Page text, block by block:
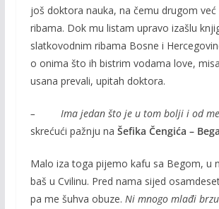
još doktora nauka, na čemu drugom
ribama. Dok mu listam upravo izašlu
slatkovodnim ribama Bosne i
o onima što ih bistrim vodama love,
usana prevali, upitah doktora.
– Ima jedan što je u tom bolji i od
skrećući pažnju na Šefika Čengića –
Malo iza toga pijemo kafu sa Begom, u
baš u Cvilinu. Pred nama sijed
pa me šuhva obuze. Ni mnogo mlađi